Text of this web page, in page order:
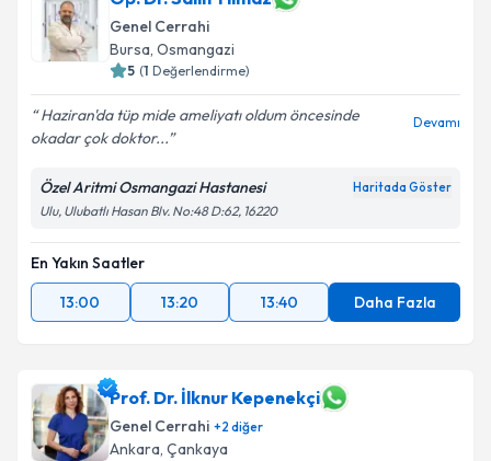
E-posta Adresiniz
Kişisel verilerimin işlenmesine ilişkin
kapsamda işlenmesini kabul ediyorum.
Genel Cerrahi
Bursa, Osmangazi
5 (1 Değerlendirme)
Haziran'da tüp mide ameliyatı oldum öncesinde
okadar çok doktor...
Devamı
Özel Aritmi Osmangazi Hastanesi Haritada Göster
Ulu, Ulubatlı Hasan Blv. No:48 D:62, 16220
En Yakın Saatler
13:00
13:20 13:40 Daha Fazla
Prof. Dr. İlknur Kepenekçi
Genel Cerrahi +2 diğer
Ankara, Çankaya